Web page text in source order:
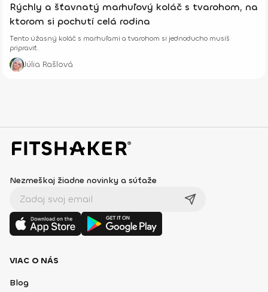
Rýchly a šťavnatý marhuľový koláč s tvarohom, na
ktorom si pochutí celá rodina
Tento úžasný koláč s marhuľami a tvarohom si jednoducho musíš
pripraviť.
Júlia Rašlová
Nezmeškaj žiadne novinky a súťaže
VIAC O NÁS
Blog